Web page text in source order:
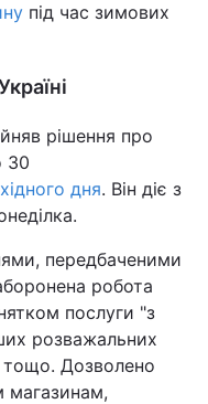
під час зимових
рішення про
30
дня. Він діє з
передбаченими
робота
послуги "з
розважальних
тощо. Дозволено
магазинам,